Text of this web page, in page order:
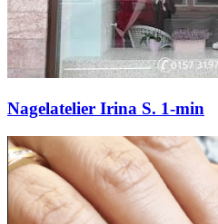
Nagelatelier Irina S. 1-min